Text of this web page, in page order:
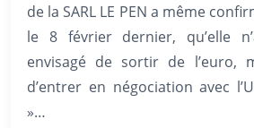
de la SARL LE PEN a même
le 8 février dernier, qu’elle
envisagé de sortir de l’euro,
d’entrer en négociation avec
»…